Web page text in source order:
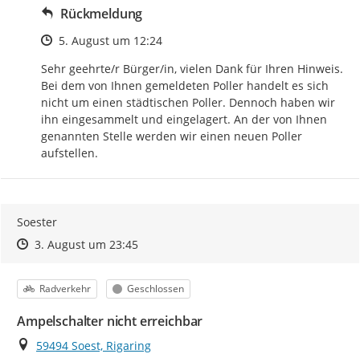
Rückmeldung
Zeitpunkt des Erstellens
5. August um 12:24
Sehr geehrte/r Bürger/in, vielen Dank für Ihren Hinweis.
Bei dem von Ihnen gemeldeten Poller handelt es sich
nicht um einen städtischen Poller. Dennoch haben wir
ihn eingesammelt und eingelagert. An der von Ihnen
genannten Stelle werden wir einen neuen Poller
aufstellen.
Soester
Zeitpunkt des Erstellens
Zeitpunkt des Erstellens
3. August um 23:45Zur Äußerung
Kategorie
Radverkehr Status
Geschlossen
Ampelschalter nicht erreichbar
Ort
59494 Soest, Rigaring